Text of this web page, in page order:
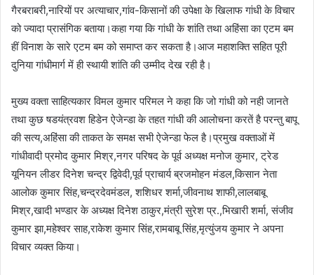
गैरबराबरी,नारियों पर अत्याचार,गांव-किसानों की उपेक्षा के खिलाफ गांधी के विचार
को ज्यादा प्रासंगिक बताया।कहा गया कि गांधी के शांति तथा अहिंसा का एटम बम
हीं विनाश के सारे एटम बम को समाप्त कर सकता है।आज महाशक्ति सहित पूरी
दुनिया गांधीमार्ग में ही स्थायी शांति की उम्मीद देख रही है।
मुख्य वक्ता साहित्यकार विमल कुमार परिमल ने कहा कि जो गांधी को नही जानते
तथा कुछ षडयंत्रवश हिडेन ऐजेन्डा के तहत गांधी की आलोचना करतें है परन्तु बापू
की सत्य,अहिंसा की ताकत के समक्ष सभी ऐजेन्डा फेल है।प्रमुख वक्ताओं में
गांधीवादी प्रमोद कुमार मिश्र,नगर परिषद के पूर्व अध्यक्ष मनोज कुमार, ट्रेड
यूनियन लीडर दिनेश चन्द्र द्विवेदी,पूर्व प्राचार्य ब्रजमोहन मंडल,किसान नेता
आलोक कुमार सिंह,चन्द्रदेवमंडल, शशिधर शर्मा,जीवनाथ शाफी,लालबाबू
मिश्र,खादी भण्डार के अध्यक्ष दिनेश ठाकुर,मंत्री सुरेश प्र.,भिखारी शर्मा, संजीव
कुमार झा,महेश्वर साह,राकेश कुमार सिंह,रामबाबू सिंह,मृत्युंजय कुमार ने अपना
विचार व्यक्त किया।